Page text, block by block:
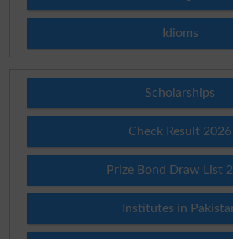
Idioms
Scholarships
Check Result 2026
Prize Bond Draw List
Institutes in